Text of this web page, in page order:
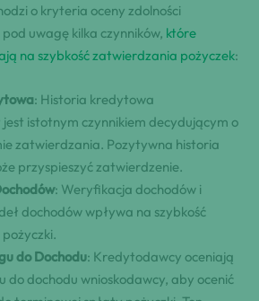
o kryteria oceny zdolności
uwagę kilka czynników, które
na szybkość zatwierdzania pożyczek:
: Historia kredytowa
istotnym czynnikiem decydującym o
zatwierdzania. Pozytywna historia
przyspieszyć zatwierdzenie.
: Weryfikacja dochodów i
dochodów wpływa na szybkość
do Dochodu: Kredytodawcy oceniają
do dochodu wnioskodawcy, aby ocenić